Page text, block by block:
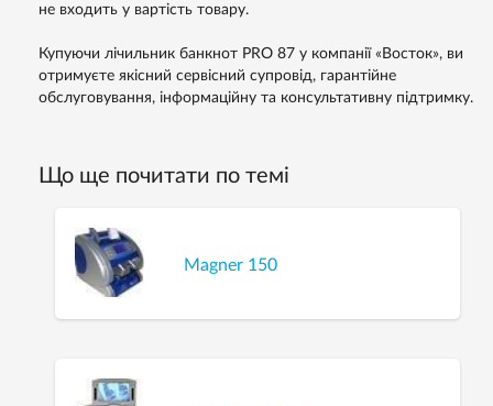
не входить у вартість товару.
Купуючи лічильник банкнот PRO 87 у компанії «Восток», ви
отримуєте якісний сервісний супровід, гарантійне
обслуговування, інформаційну та консультативну підтримку.
Що ще почитати по темі
Magner 150